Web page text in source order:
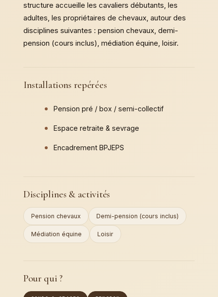
structure accueille les cavaliers débutants, les
adultes, les propriétaires de chevaux, autour des
disciplines suivantes : pension chevaux, demi-
pension (cours inclus), médiation équine, loisir.
Installations repérées
Pension pré / box / semi-collectif
Espace retraite & sevrage
Encadrement BPJEPS
Disciplines & activités
Pension chevaux Demi-pension (cours inclus)
Médiation équine Loisir
Pour qui ?